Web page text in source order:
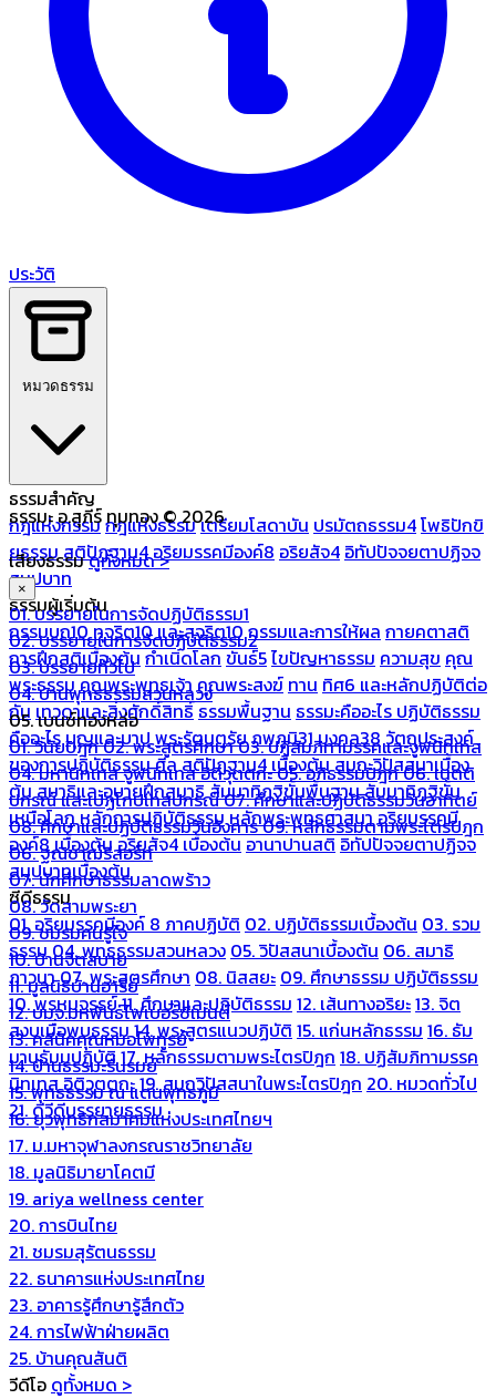
ประวัติ
หมวดธรรม
ธรรมสำคัญ
กฎแห่งกรรมกฎแห่งธรรมเตรียมโสดาบัน ปรมัตถธรรม4โพธิปักขิ
ยธรรมสติปัฏฐาน4อริยมรรคมีองค์8 อริยสัจ4 อิทัปปัจจยตาปฏิจจ
สมุปบาท
ธรรมผู้เริ่มต้น
กรรมบถ10 ทุจริต10 และสุจริต10กรรมและการให้ผล กายคตาสติ
การฝึกสติเบื้องต้นกำเนิดโลกขันธ์5ไขปัญหาธรรม ความสุข คุณ
พระธรรมคุณพระพุทธเจ้าคุณพระสงฆ์ ทาน ทิศ6 และหลักปฏิบัติต่อ
กันเทวดาและสิ่งศักดิ์สิทธิ์ธรรมพื้นฐาน ธรรมะคืออะไร ปฏิบัติธรรม
คืออะไรบุญและบาปพระรัตนตรัยภพภูมิ31 มงคล38 วัตถุประสงค์
ของการปฏิบัติธรรมศีลสติปัฏฐาน4 เบื้องต้นสมถะวิปัสสนาเบื้อง
ต้นสมาธิและอุบายฝึกสมาธิสัมมาทิฏฐิขั้นพื้นฐานสัมมาทิฏฐิขั้น
เหนือโลกหลักการปฏิบัติธรรมหลักพระพุทธศาสนาอริยมรรคมี
องค์8 เบื้องต้นอริยสัจ4 เบื้องต้นอานาปานสติอิทัปปัจจยตาปฏิจจ
สมุปบาทเบื้องต้น
ซีดีธรรม
01. อริยมรรคมีองค์ 8 ภาคปฏิบัติ 02. ปฏิบัติธรรมเบื้องต้น 03. รวม
ธรรม04. พุทธธรรมสวนหลวง 05. วิปัสสนาเบื้องต้น 06. สมาธิ
ภาวนา07. พระสูตรศึกษา 08. นิสสยะ 09. ศึกษาธรรม ปฏิบัติธรรม
10. พรหมจรรย์11. ศึกษาและปฏิบัติธรรม 12. เส้นทางอริยะ13. จิต
สงบเมื่อพบธรรม14. พระสูตรแนวปฏิบัติ 15. แก่นหลักธรรม 16. ธัม
มานุธัมมปฏิบัติ17. หลักธรรมตามพระไตรปิฎก 18. ปฏิสัมภิทามรรค
นิทเทส อิติวุตตกะ19. สมถวิปัสสนาในพระไตรปิฎก 20. หมวดทั่วไป
21. ดีวีดีบรรยายธรรม
ธรรมะ อ.สุภีร์ ทุมทอง © 2026
เสียงธรรมดูทั้งหมด >
×
01. บรรยายในการจัดปฏิบัติธรรม1
02. บรรยายในการจัดปฏิบัติธรรม2
03. บรรยายทั่วไป
04. บ้านพุทธธรรมสวนหลวง
05. เบนซ์ทองหล่อ
01. วินัยปิฎก02. พระสูตรศึกษา03. ปฏิสัมภิทามรรคและจูฬนิทเทส
04. มหานิทเทส จูฬนิทเทส อิติวุตตกะ05. อภิธรรมปิฎก06. เนตติ
ปกรณ์ และเปฏโกปเทสปกรณ์07. ศึกษาและปฏิบัติธรรมวันอาทิตย์
08. ศึกษาและปฏิบัติธรรมวันอังคาร09. หลักธรรมตามพระไตรปิฎก
06. ฐณิชาฌ์รีสอร์ท
07. นักศึกษาธรรมลาดพร้าว
08. วัดสามพระยา
09. ชมรมคนรู้ใจ
10. บ้านจิตสบาย
11. มูลนิธิบ้านอารีย์
12. บมจ.มหพันธ์ไฟเบอร์ซีเมนต์
13. คลีนิคคุณหมอไพทูรย์
14. บ้านธรรมะรื่นรมย์
15. พุทธธรรม ณ แดนพุทธภูมิ
16. ยุวพุทธิกสมาคมแห่งประเทศไทยฯ
17. ม.มหาจุฬาลงกรณราชวิทยาลัย
18. มูลนิธิมายาโคตมี
19. ariya wellness center
20. การบินไทย
21. ชมรมสุรัตนธรรม
22. ธนาคารแห่งประเทศไทย
23. อาคารรู้ศึกษารู้สึกตัว
24. การไฟฟ้าฝ่ายผลิต
25. บ้านคุณสันติ
วีดีโอ ดูทั้งหมด >